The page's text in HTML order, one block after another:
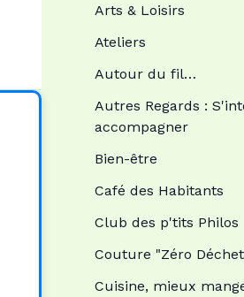
Arts & Loisirs
Ateliers
Autour du fil…
Autres Regards :
accompagner
Bien-être
Café des Habitants
Club des p'tits Philos
Couture "Zéro
Cuisine, mieux